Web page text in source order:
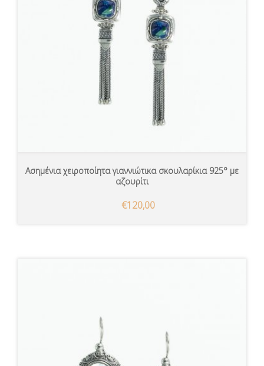
Ασημένια χειροποίητα γιαννιώτικα σκουλαρίκια 925° με
αζουρίτι
€120,00